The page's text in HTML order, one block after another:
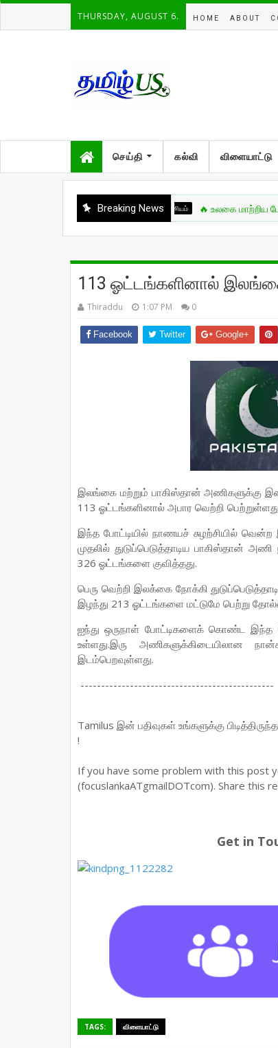
THURSDAY, AUGUST 6. HOME ABOUT
செய்தி கல்வி விளையாட்டு
Breaking News
சுவாரசியம் 🔥 உலகை மாற்றிய
113 ஓட்டங்களினால்
Thiraddu 1:07 PM 0
Facebook Twitter Google+
இலங்கை மற்றும் பாகிஸ்தான் அணிகளுக்கு
113 ஓட்டங்களினால் அபார வெற்றி
இந்த போட்டியில் நாணயச் சுழற்சியில் வென்ற
முதலில் துடுப்பெடுத்தாடிய பாகிஸ்தான்
326 ஓட்டங்களை குவித்தது.
பெரு வெற்றி இலக்கை நோக்கி
இழந்து 213 ஓட்டங்களை மட்டுமே பெற்று
ஐந்து ஒருநாள் போட்டிகளைக் கொண்ட இந்த
உள்ளது.இரு அணிகளுக்கிடையிலான
இடம்பெறவுள்ளது.
-----------------------------------------------
Tamilus இன் பதிவுகள் உங்களுக்கு
!
If you have some problem with this post
(focuslankaATgmailDOTcom). Share this
Get in
TAGS: விளையாட்டு